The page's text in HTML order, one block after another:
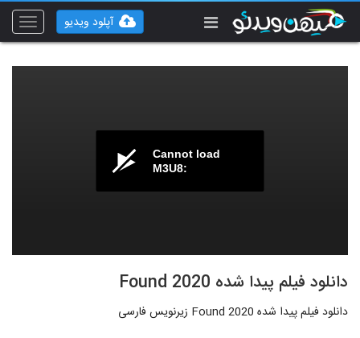
Toggle
آپلود ویدیو
Cannot load
M3U8:
دانلود فیلم پیدا شده Found 2020
دانلود فیلم پیدا شده Found 2020 زیرنویس فارسی